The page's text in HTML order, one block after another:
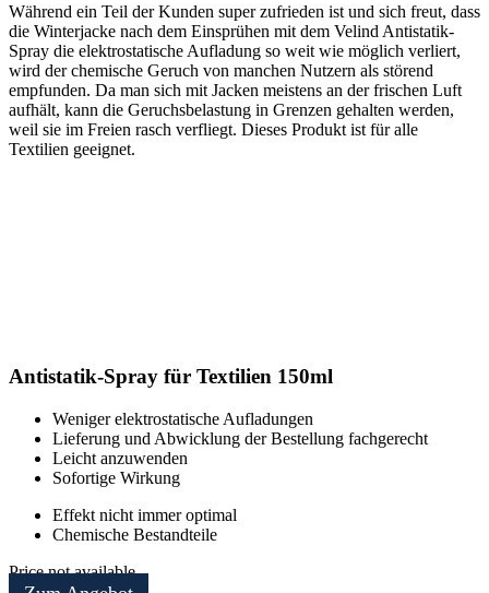
Während ein Teil der Kunden super zufrieden ist und sich freut, dass
die Winterjacke nach dem Einsprühen mit dem Velind Antistatik-
Spray die elektrostatische Aufladung so weit wie möglich verliert,
wird der chemische Geruch von manchen Nutzern als störend
empfunden. Da man sich mit Jacken meistens an der frischen Luft
aufhält, kann die Geruchsbelastung in Grenzen gehalten werden,
weil sie im Freien rasch verfliegt. Dieses Produkt ist für alle
Textilien geeignet.
Antistatik-Spray für Textilien 150ml
Weniger elektrostatische Aufladungen
Lieferung und Abwicklung der Bestellung fachgerecht
Leicht anzuwenden
Sofortige Wirkung
Effekt nicht immer optimal
Chemische Bestandteile
Price not available